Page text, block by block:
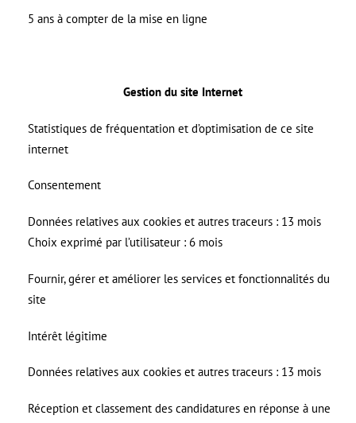
5 ans à compter de la mise en ligne
Gestion du site Internet
Statistiques de fréquentation et d’optimisation de ce site
internet
Consentement
Données relatives aux cookies et autres traceurs : 13 mois
Choix exprimé par l’utilisateur : 6 mois
Fournir, gérer et améliorer les services et fonctionnalités du
site
Intérêt légitime
Données relatives aux cookies et autres traceurs : 13 mois
Réception et classement des candidatures en réponse à une